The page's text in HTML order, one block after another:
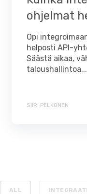
ohjelmat
Opi
helposti API-
Säästä aikaa,
taloushallintoa...
SIIRI PELKONEN
ALL